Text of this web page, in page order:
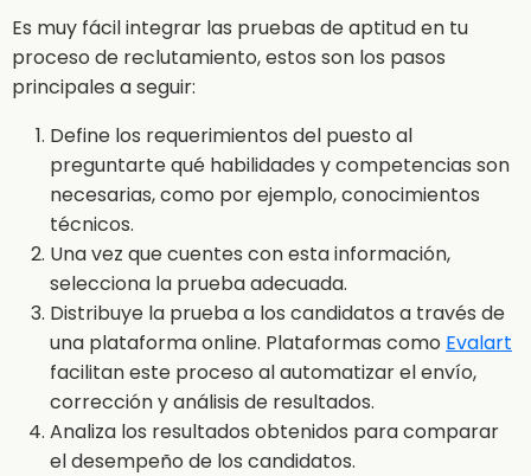
Es muy fácil integrar las pruebas de aptitud en tu
proceso de reclutamiento, estos son los pasos
principales a seguir:
Define los requerimientos del puesto al
preguntarte qué habilidades y competencias son
necesarias, como por ejemplo, conocimientos
técnicos.
Una vez que cuentes con esta información,
selecciona la prueba adecuada.
Distribuye la prueba a los candidatos a través de
una plataforma online. Plataformas como Evalart
facilitan este proceso al automatizar el envío,
corrección y análisis de resultados.
Analiza los resultados obtenidos para comparar
el desempeño de los candidatos.